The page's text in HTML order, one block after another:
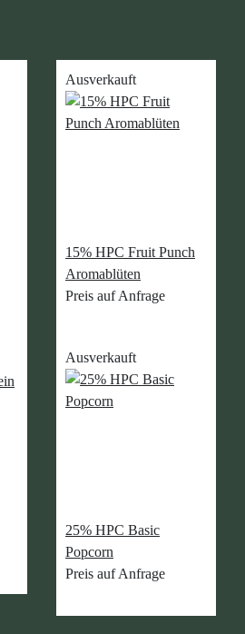
Ausverkauft
15% HPC Fruit Punch
Aromablüten
Preis auf Anfrage
Ausverkauft
25% HPC Basic
Popcorn
Preis auf Anfrage